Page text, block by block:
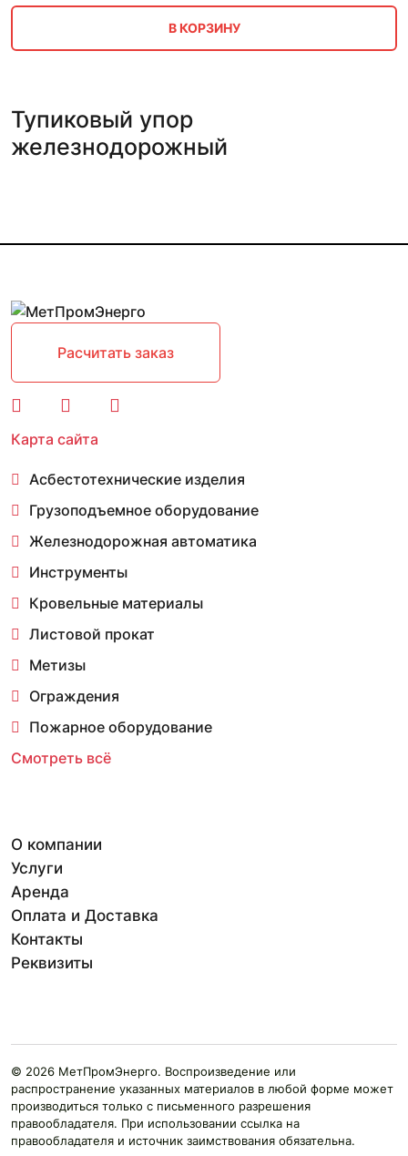
В КОРЗИНУ
Тупиковый упор
железнодорожный
Расчитать заказ
Карта сайта
Асбестотехнические изделия
Грузоподъемное оборудование
Железнодорожная автоматика
Инструменты
Кровельные материалы
Листовой прокат
Метизы
Ограждения
Пожарное оборудование
Смотреть всё
О компании
Услуги
Аренда
Оплата и Доставка
Контакты
Реквизиты
© 2026 МетПромЭнерго. Воспроизведение или
распространение указанных материалов в любой форме может
производиться только с письменного разрешения
правообладателя. При использовании ссылка на
правообладателя и источник заимствования обязательна.